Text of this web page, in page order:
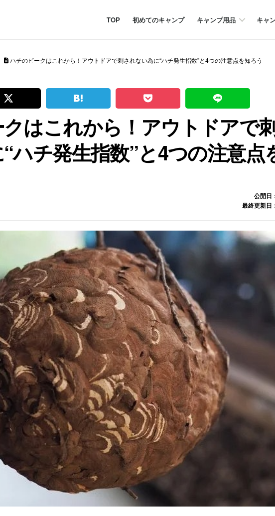
TOP 初めてのキャンプ キャンプ用品 キャ
ハチのピークはこれから！アウトドアで刺されない為に“ハチ発生指数”と4つの注意点を知ろう
はこれから！アウトドアで
ハチ発生指数”と4つの注意点
公開日
最終更新日